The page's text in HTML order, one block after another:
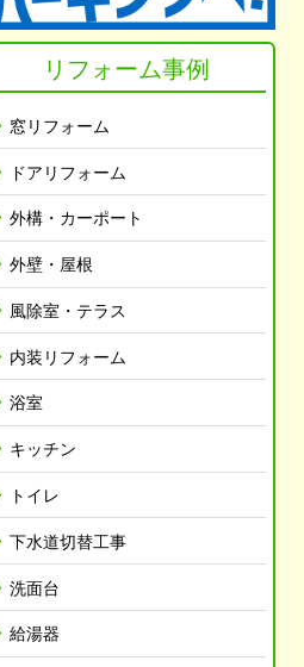
リフォーム事例
窓リフォーム
ドアリフォーム
外構・カーポート
外壁・屋根
風除室・テラス
内装リフォーム
浴室
キッチン
トイレ
下水道切替工事
洗面台
給湯器